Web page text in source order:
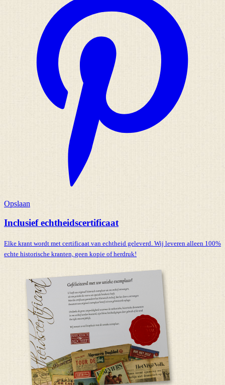
Opslaan
Inclusief echtheidscertificaat
Elke krant wordt met certificaat van echtheid geleverd. Wij leveren alleen 100%
echte historische kranten, geen kopie of herdruk!